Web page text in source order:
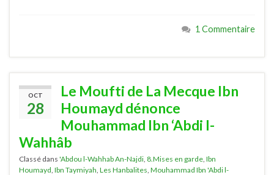
1 Commentaire
OCT
28
Le Moufti de La Mecque Ibn
Houmayd dénonce
Mouhammad Ibn ‘Abdi l-
Wahhâb
Classé dans 'Abdou l-Wahhab An-Najdi 8.Mises en garde Ibn
Houmayd Ibn Taymiyah Les Hanbalites Mouhammad Ibn 'Abdi l-